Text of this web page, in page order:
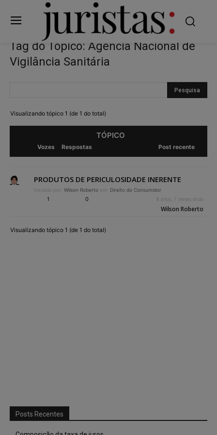
Tag do Tópico: Agência Nacional de
Vigilância Sanitária
Visualizando tópico 1 (de 1 do total)
TÓPICO
Vozes Respostas Post recente
PRODUTOS DE PERICULOSIDADE INERENTE
Iniciado por: Wilson Roberto em: Direito do Consumidor
1 0 8 anos, 7 meses atrás
Wilson Roberto
Visualizando tópico 1 (de 1 do total)
Posts Recentes